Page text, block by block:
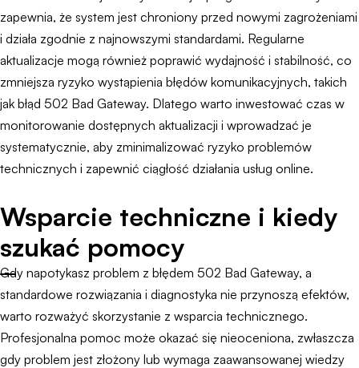
zapewnia, że system jest chroniony przed nowymi zagrożeniami
i działa zgodnie z najnowszymi standardami. Regularne
aktualizacje mogą również poprawić wydajność i stabilność, co
zmniejsza ryzyko wystąpienia błędów komunikacyjnych, takich
jak błąd 502 Bad Gateway. Dlatego warto inwestować czas w
monitorowanie dostępnych aktualizacji i wprowadzać je
systematycznie, aby zminimalizować ryzyko problemów
technicznych i zapewnić ciągłość działania usług online.
Wsparcie techniczne i kiedy
szukać pomocy
Gdy napotykasz problem z błędem 502 Bad Gateway, a
standardowe rozwiązania i diagnostyka nie przynoszą efektów,
warto rozważyć skorzystanie z wsparcia technicznego.
Profesjonalna pomoc może okazać się nieoceniona, zwłaszcza
gdy problem jest złożony lub wymaga zaawansowanej wiedzy